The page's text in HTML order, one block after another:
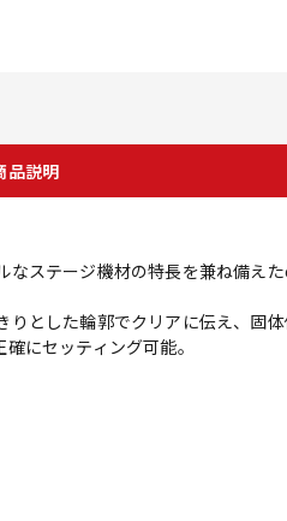
品説明
ステージ機材の特長を兼ね備え
とした輪郭でクリアに伝え、固体
にセッティング可能。